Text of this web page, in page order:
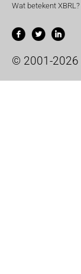
Wat betekent XBRL?
© 2001-2026